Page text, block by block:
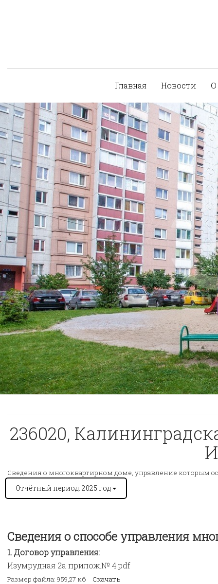
Главная Новости О
236020,
Сведения о многоквартирном доме, управление которым
Отчётный период: 2025 год
Сведения о способе управления
Договор управления:
Изумрудная 2а прилож.№ 4.pdf
Размер файла: 959,27 кб Скачать